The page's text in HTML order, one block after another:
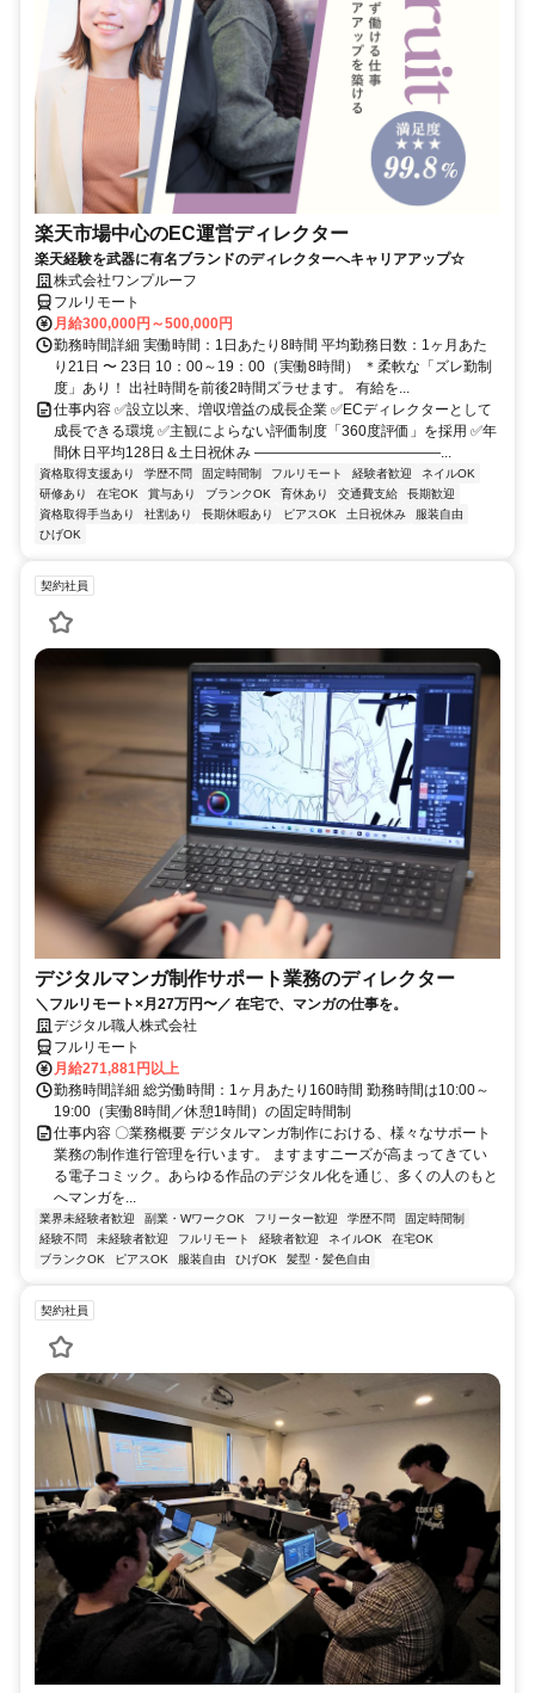
楽天市場中心のEC運営ディレクター
楽天経験を武器に有名ブランドのディレクターへキャリアアップ☆
株式会社ワンプルーフ
フルリモート
月給300,000円～500,000円
勤務時間詳細 実働時間：1日あたり8時間 平均勤務日数：1ヶ月あた
り21日 〜 23日 10：00～19：00（実働8時間） ＊柔軟な「ズレ勤制
度」あり！ 出社時間を前後2時間ズラせます。 有給を...
仕事内容 ✅設立以来、増収増益の成長企業 ✅ECディレクターとして
成長できる環境 ✅主観によらない評価制度「360度評価」を採用 ✅年
間休日平均128日＆土日祝休み ―――――――――――――...
資格取得支援あり 学歴不問 固定時間制 フルリモート 経験者歓迎
ネイルOK
研修あり
在宅OK 賞与あり ブランクOK 育休あり 交通費支給
長期歓迎
資格取得手当あり
社割あり 長期休暇あり ピアスOK 土日祝休み
服装自由
ひげOK
契約社員
デジタルマンガ制作サポート業務のディレクター
＼フルリモート×月27万円〜／ 在宅で、マンガの仕事を。
デジタル職人株式会社
フルリモート
月給271,881円以上
勤務時間詳細 総労働時間：1ヶ月あたり160時間 勤務時間は10:00～
19:00（実働8時間／休憩1時間）の固定時間制
仕事内容 〇業務概要 デジタルマンガ制作における、様々なサポート
業務の制作進行管理を行います。 ますますニーズが高まってきてい
る電子コミック。あらゆる作品のデジタル化を通じ、多くの人のもと
へマンガを...
業界未経験者歓迎 副業・WワークOK フリーター歓迎 学歴不問
固定時間制
経験不問
未経験者歓迎 フルリモート 経験者歓迎 ネイルOK
在宅OK
ブランクOK
ピアスOK 服装自由 ひげOK 髪型・髪色自由
契約社員